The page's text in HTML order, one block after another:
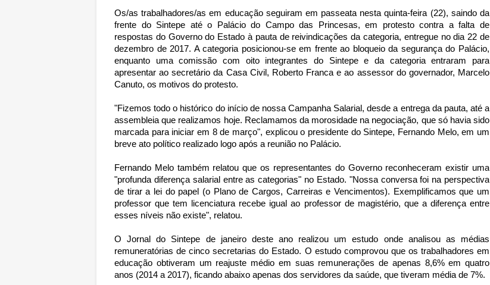
Os/as trabalhadores/as em educação seguiram em passeata nesta quinta-feira (22), saindo da
frente do Sintepe até o Palácio do Campo das Princesas, em protesto contra a falta de
respostas do Governo do Estado à pauta de reivindicações da categoria, entregue no dia 22 de
dezembro de 2017. A categoria posicionou-se em frente ao bloqueio da segurança do Palácio,
enquanto uma comissão com oito integrantes do Sintepe e da categoria entraram para
apresentar ao secretário da Casa Civil, Roberto Franca e ao assessor do governador, Marcelo
Canuto, os motivos do protesto.
"Fizemos todo o histórico do início de nossa Campanha Salarial, desde a entrega da pauta, até a
assembleia que realizamos hoje. Reclamamos da morosidade na negociação, que só havia sido
marcada para iniciar em 8 de março", explicou o presidente do Sintepe, Fernando Melo, em um
breve ato político realizado logo após a reunião no Palácio.
Fernando Melo também relatou que os representantes do Governo reconheceram existir uma
"profunda diferença salarial entre as categorias" no Estado. "Nossa conversa foi na perspectiva
de tirar a lei do papel (o Plano de Cargos, Carreiras e Vencimentos). Exemplificamos que um
professor que tem licenciatura recebe igual ao professor de magistério, que a diferença entre
esses níveis não existe", relatou.
O Jornal do Sintepe de janeiro deste ano realizou um estudo onde analisou as médias
remuneratórias de cinco secretarias do Estado. O estudo comprovou que os trabalhadores em
educação obtiveram um reajuste médio em suas remunerações de apenas 8,6% em quatro
anos (2014 a 2017), ficando abaixo apenas dos servidores da saúde, que tiveram média de 7%.